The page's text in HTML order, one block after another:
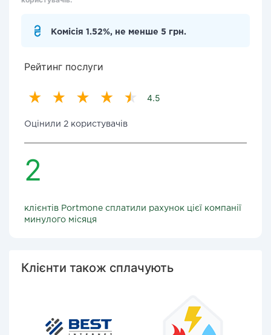
Комісія 1.52%, не менше 5 грн.
Рейтинг послуги
4.5
Оцінили 2 користувачів
2
клієнтів Portmone сплатили рахунок цієї компанії
минулого місяця
Клієнти також сплачують